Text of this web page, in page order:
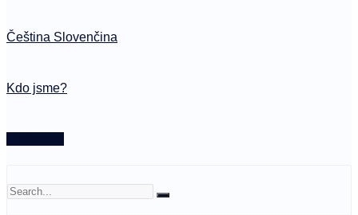
Čeština Slovenčina
Kdo jsme?